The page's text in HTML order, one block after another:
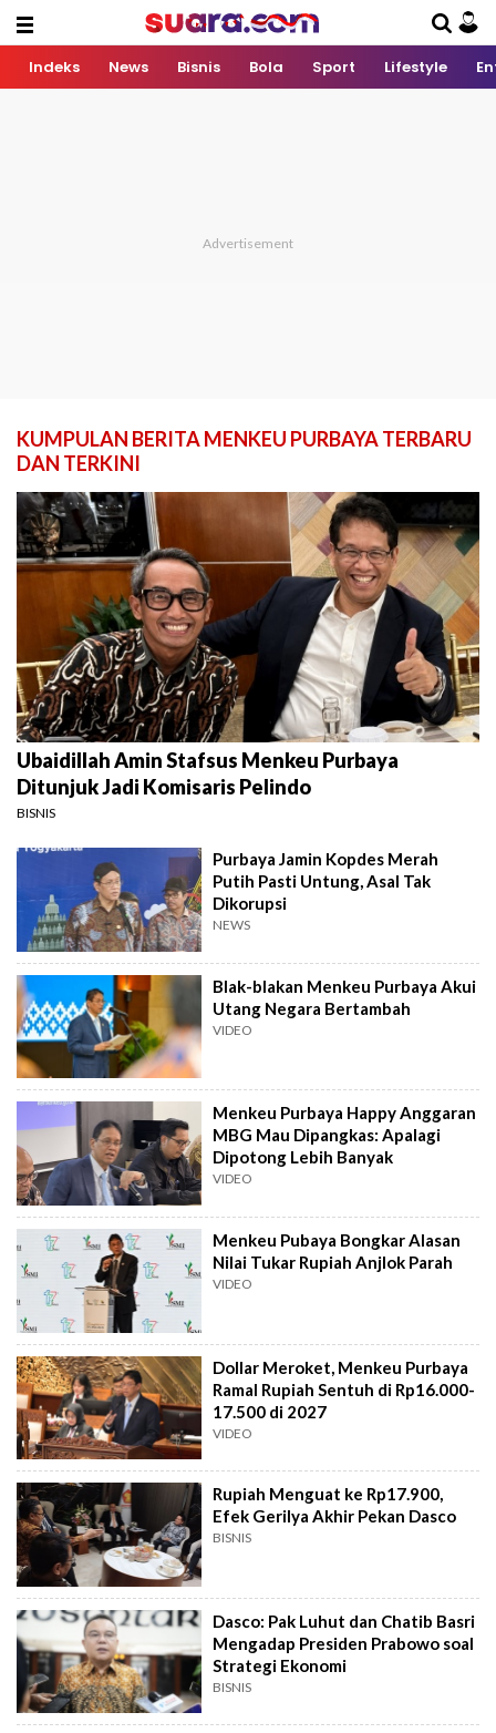
Indeks News Bisnis Bola Sport Lifestyle
KUMPULAN BERITA MENKEU PURBAYA TERBARU
DAN TERKINI
Ubaidillah Amin Stafsus Menkeu Purbaya
Ditunjuk Jadi Komisaris Pelindo
BISNIS
Purbaya Jamin Kopdes Merah
Putih Pasti Untung, Asal Tak
Dikorupsi
NEWS
Blak-blakan Menkeu Purbaya Akui
Utang Negara Bertambah
VIDEO
Menkeu Purbaya Happy Anggaran
MBG Mau Dipangkas: Apalagi
Dipotong Lebih Banyak
VIDEO
Menkeu Pubaya Bongkar Alasan
Nilai Tukar Rupiah Anjlok Parah
VIDEO
Dollar Meroket, Menkeu Purbaya
Ramal Rupiah Sentuh di Rp16.000-
17.500 di 2027
VIDEO
Rupiah Menguat ke Rp17.900,
Efek Gerilya Akhir Pekan Dasco
BISNIS
Dasco: Pak Luhut dan Chatib Basri
Mengadap Presiden Prabowo soal
Strategi Ekonomi
BISNIS